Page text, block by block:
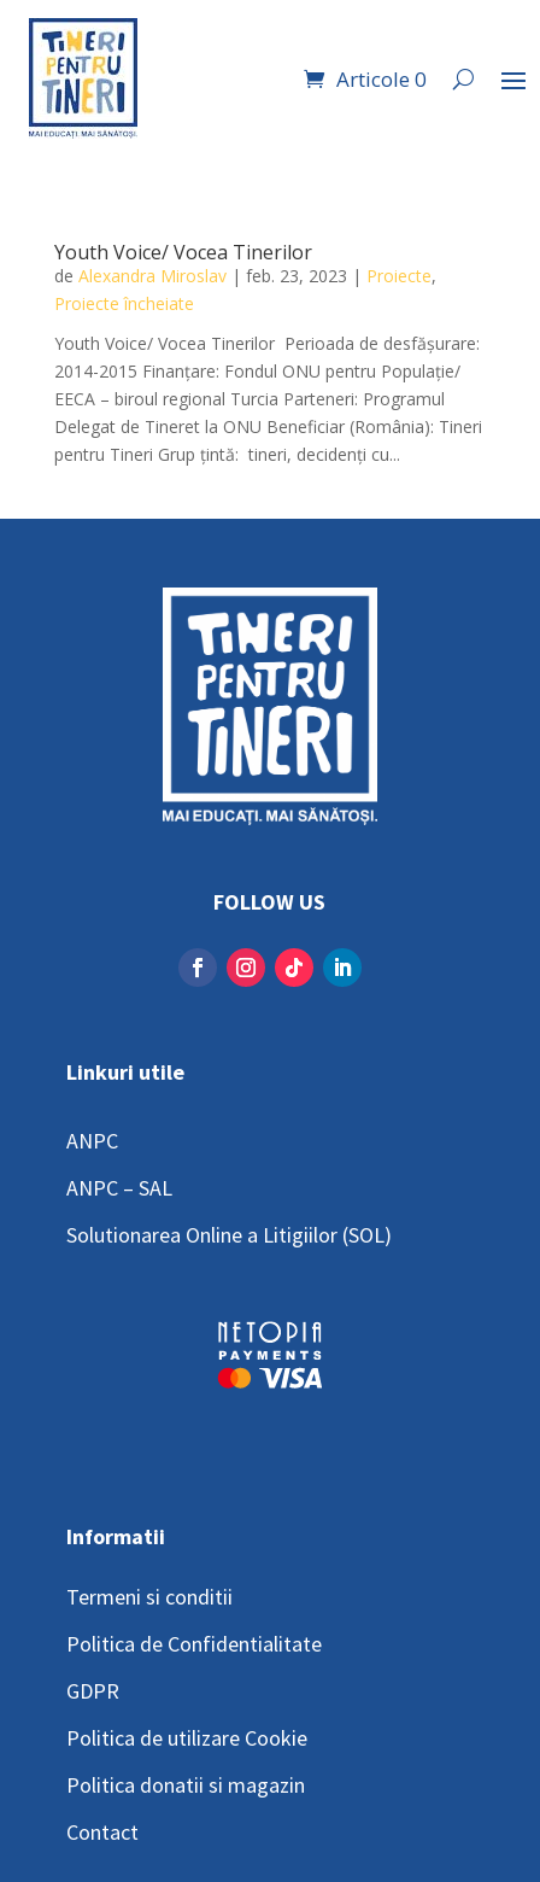
Articole 0
Youth Voice/ Vocea Tinerilor
de Alexandra Miroslav| feb. 23, 2023 | Proiecte,
Proiecte încheiate
Youth Voice/ Vocea Tinerilor ​ Perioada de desfăşurare:
2014-2015 Finanţare: Fondul ONU pentru Populație/
EECA – biroul regional Turcia Parteneri: Programul
Delegat de Tineret la ONU Beneficiar (România): Tineri
pentru Tineri Grup ţintă: tineri, decidenți cu...
FOLLOW US
Linkuri utile
ANPC
ANPC – SAL
Solutionarea Online a Litigiilor (SOL)
Informatii
Termeni si conditii
Politica de Confidentialitate
GDPR
Politica de utilizare Cookie
Politica donatii si magazin
Contact